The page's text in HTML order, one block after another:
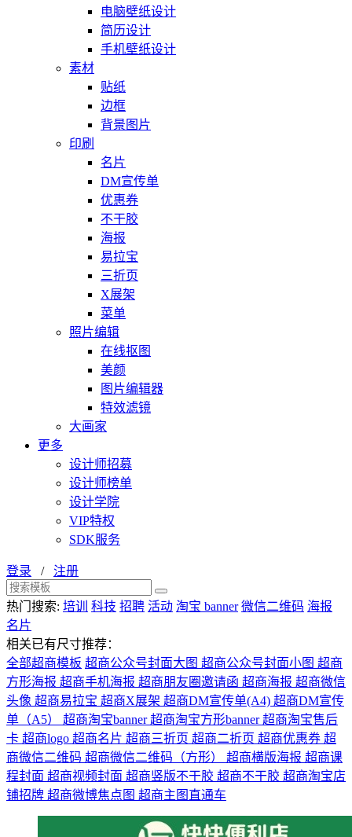
电脑壁纸设计
简历设计
手机壁纸设计
素材
贴纸
边框
背景图片
印刷
名片
DM宣传单
优惠券
不干胶
海报
易拉宝
三折页
X展架
菜单
照片编辑
在线抠图
美颜
图片编辑器
特效滤镜
大画家
更多
设计师招募
设计师榜单
设计学院
VIP特权
SDK服务
登录 / 注册
热门搜索: 培训 科技 招聘 活动 淘宝 banner 微信二维码 海报
名片
相关已有尺寸推荐：
全部超商模板 超商公众号封面大图 超商公众号封面小图 超商
方形海报 超商手机海报 超商朋友圈邀请函 超商海报 超商微信
头像 超商易拉宝 超商X展架 超商DM宣传单(A4) 超商DM宣传
单（A5） 超商淘宝banner超商淘宝方形banner超商淘宝售后
卡 超商logo 超商名片 超商三折页 超商二折页 超商优惠券 超
商微信二维码 超商微信二维码（方形） 超商横版海报 超商课
程封面 超商视频封面 超商竖版不干胶 超商不干胶 超商淘宝店
铺招牌 超商微博焦点图 超商主图直通车